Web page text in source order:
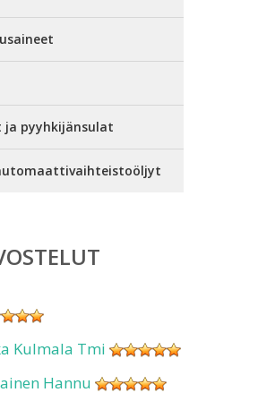
pyyhkijänsulat
Kulmala Tmi
Hannu